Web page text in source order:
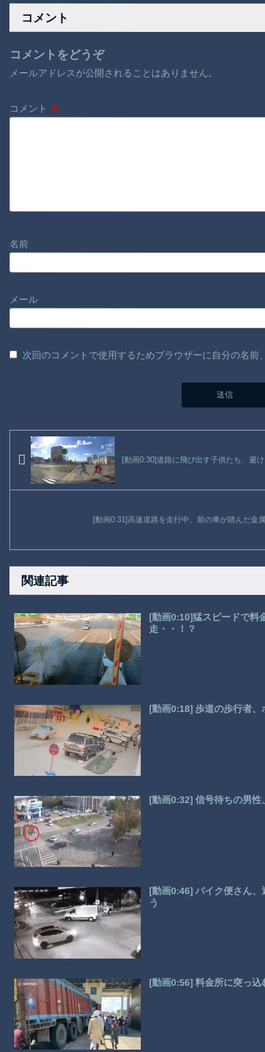
面白そう。適度に助
コメント
コメントをどうぞ
メールアドレスが公開されることはありません。
コメント ※
名前
メール
次回のコメントで使用するためブラウザーに自分の名
[動画0:30]道路に飛び出す子供たち、避
[動画0:31]高速道路を走行中、前の車が踏んだ金
関連記事
[動画0:10]猛スピードで料
走・・！？
[動画0:18] 歩道の歩行者
[動画0:32] 信号待ちの男
[動画0:46] バイク便さん
う
[動画0:56] 料金所に突っ